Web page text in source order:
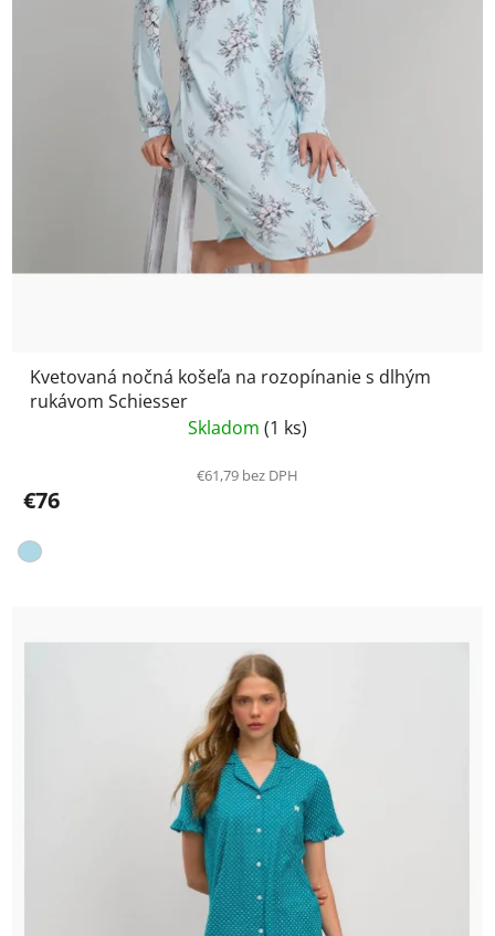
Kvetovaná nočná košeľa na rozopínanie s dlhým
rukávom Schiesser
Skladom (1 ks)
€61,79 bez DPH
€76